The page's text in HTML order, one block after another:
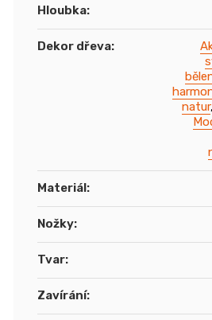
Hloubka:
Dekor dřeva:
natur,
Materiál:
Nožky:
Tvar:
Zavírání: